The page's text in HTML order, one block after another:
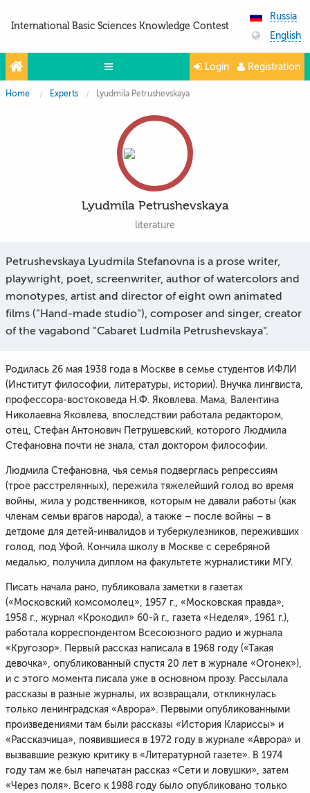
International Basic Sciences Knowledge Contest
Russia
English
Olympiads
Questions and answers
Login Registration
Home Experts Lyudmila Petrushevskaya
Lyudmila Petrushevskaya
literature
Petrushevskaya Lyudmila Stefanovna is a prose writer,
playwright, poet, screenwriter, author of watercolors and
monotypes, artist and director of eight own animated
films ("Hand-made studio"), composer and singer, creator
of the vagabond "Cabaret Ludmila Petrushevskaya".
Родилась 26 мая 1938 года в Москве в семье студентов ИФЛИ
(Институт философии, литературы, истории). Внучка лингвиста,
профессора-востоковеда Н.Ф. Яковлева. Мама, Валентина
Николаевна Яковлева, впоследствии работала редактором,
отец, Стефан Антонович Петрушевский, которого Людмила
Стефановна почти не знала, стал доктором философии.
Людмила Стефановна, чья семья подверглась репрессиям
(трое расстрелянных), пережила тяжелейший голод во время
войны, жила у родственников, которым не давали работы (как
членам семьи врагов народа), а также – после войны – в
детдоме для детей-инвалидов и туберкулезников, переживших
голод, под Уфой. Кончила школу в Москве с серебряной
медалью, получила диплом на факультете журналистики МГУ.
Писать начала рано, публиковала заметки в газетах
(«Московский комсомолец», 1957 г., «Московская правда»,
1958 г., журнал «Крокодил» 60-й г., газета «Неделя», 1961 г.),
работала корреспондентом Всесоюзного радио и журнала
«Кругозор». Первый рассказ написала в 1968 году («Такая
девочка», опубликованный спустя 20 лет в журнале «Огонек»),
и с этого момента писала уже в основном прозу. Рассылала
рассказы в разные журналы, их возвращали, откликнулась
только ленинградская «Аврора». Первыми опубликованными
произведениями там были рассказы «История Клариссы» и
«Рассказчица», появившиеся в 1972 году в журнале «Аврора» и
вызвавшие резкую критику в «Литературной газете». В 1974
году там же был напечатан рассказ «Сети и ловушки», затем
«Через поля». Всего к 1988 году было опубликовано только